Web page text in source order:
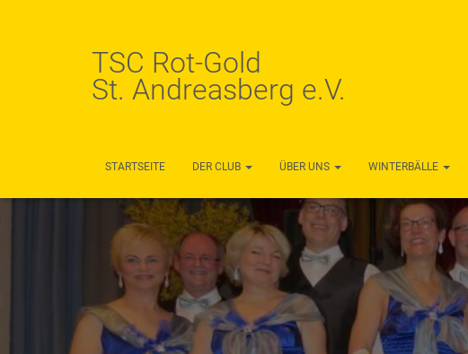
TSC Rot-Gold
St. Andreasberg e.V.
STARTSEITE DER CLUB ÜBER UNS WINTERBÄLLE